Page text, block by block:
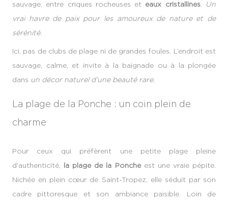
sauvage, entre criques rocheuses et eaux cristallines.
Un
vrai havre de paix pour les amoureux de nature et de
sérénité.
Ici, pas de clubs de plage ni de grandes foules. L’endroit est
sauvage, calme, et invite à la baignade ou à la plongée
dans un décor naturel d’une beauté rare.
La plage de la Ponche : un coin plein de
charme
Pour ceux qui préfèrent une petite plage pleine
d’authenticité, la plage de la Poncheest une vraie pépite.
Nichée en plein cœur de Saint-Tropez, elle séduit par son
cadre pittoresque et son ambiance paisible. Loin de